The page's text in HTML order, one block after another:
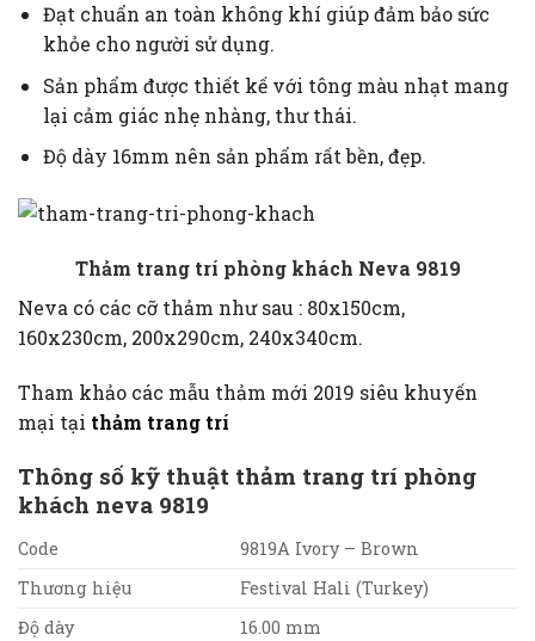
Đạt chuẩn an toàn không khí giúp đảm bảo sức
khỏe cho người sử dụng.
Sản phẩm được thiết kế với tông màu nhạt mang
lại cảm giác nhẹ nhàng, thư thái.
Độ dày 16mm nên sản phẩm rất bền, đẹp.
Thảm trang trí phòng khách Neva 9819
Neva có các cỡ thảm như sau : 80x150cm,
160x230cm, 200x290cm, 240x340cm.
Tham khảo các mẫu thảm mới 2019 siêu khuyến
mại tại thảm trang trí
Thông số kỹ thuật thảm trang trí phòng
khách neva 9819
Code
9819A Ivory – Brown
Thương hiệu
Festival Hali (Turkey)
Độ dày
16.00 mm